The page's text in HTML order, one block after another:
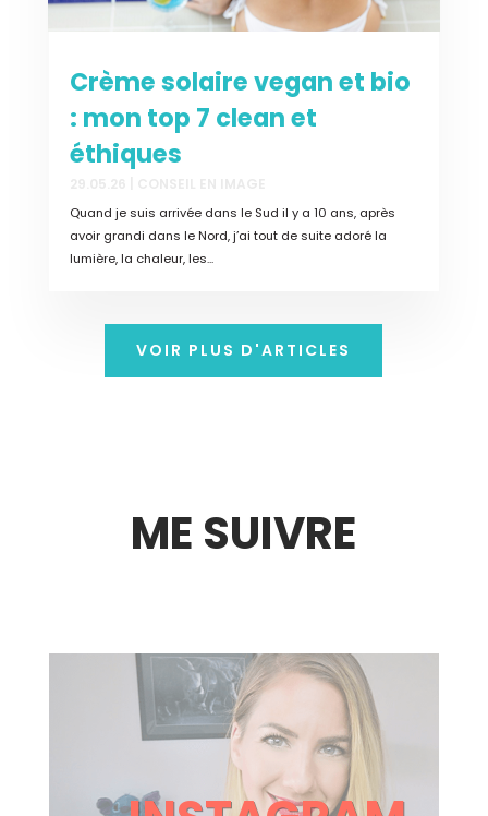
Crème solaire vegan et bio
: mon top 7 clean et
éthiques
Quand je suis arrivée dans le Sud il y a 10 ans, après
avoir grandi dans le Nord, j’ai tout de suite adoré la
lumière, la chaleur, les...
VOIR PLUS D'ARTICLES
ME SUIVRE